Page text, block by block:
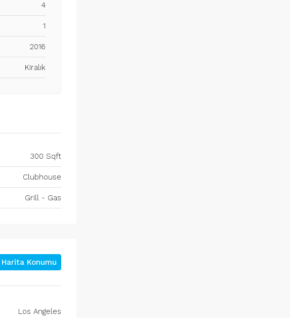
4
1
2016
Kiralık
300 Sqft
Clubhouse
Grill - Gas
Harita Konumu
Los Angeles